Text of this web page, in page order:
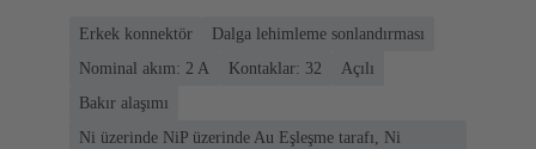
Erkek konnektör
Dalga lehimleme sonlandırması
Nominal akım: ‌2 A
Kontaklar: 32
Açılı
Bakır alaşımı
Ni üzerinde NiP üzerinde Au Eşleşme tarafı, Ni